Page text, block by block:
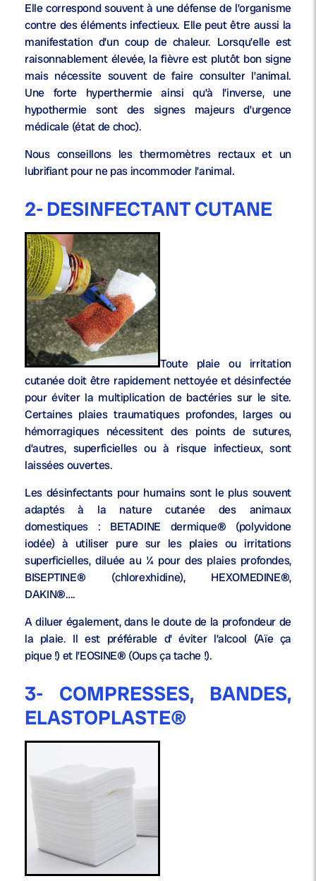
Elle correspond souvent à une défense de l’organisme
contre des éléments infectieux. Elle peut être aussi la
manifestation d’un coup de chaleur. Lorsqu’elle est
raisonnablement élevée, la fièvre est plutôt bon signe
mais nécessite souvent de faire consulter l’animal.
Une forte hyperthermie ainsi qu’à l’inverse, une
hypothermie sont des signes majeurs d’urgence
médicale (état de choc).
Nous conseillons les thermomètres rectaux et un
lubrifiant pour ne pas incommoder l’animal.
2- DESINFECTANT CUTANE
Toute plaie ou irritation
cutanée doit être rapidement nettoyée et désinfectée
pour éviter la multiplication de bactéries sur le site.
Certaines plaies traumatiques profondes, larges ou
hémorragiques nécessitent des points de sutures,
d’autres, superficielles ou à risque infectieux, sont
laissées ouvertes.
Les désinfectants pour humains sont le plus souvent
adaptés à la nature cutanée des animaux
domestiques : BETADINE dermique® (polyvidone
iodée) à utiliser pure sur les plaies ou irritations
superficielles, diluée au ¼ pour des plaies profondes,
BISEPTINE® (chlorexhidine), HEXOMEDINE®,
DAKIN®….
A diluer également, dans le doute de la profondeur de
la plaie. Il est préférable d’ éviter l’alcool (Aïe ça
pique !) et l’EOSINE® (Oups ça tache !).
3- COMPRESSES, BANDES,
ELASTOPLASTE®